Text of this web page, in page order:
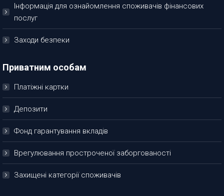
Інформація для ознайомлення споживачів фінансових
послуг
Заходи безпеки
Приватним особам
Платіжні картки
Депозити
Фонд гарантування вкладів
Врегулювання простроченої заборгованості
Захищені категорії споживачів